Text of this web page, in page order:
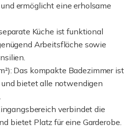
ermöglicht eine erholsame
Küche ist funktional
Arbeitsfläche sowie
Das kompakte Badezimmer ist
bietet alle notwendigen
verbindet die
bietet Platz für eine Garderobe.